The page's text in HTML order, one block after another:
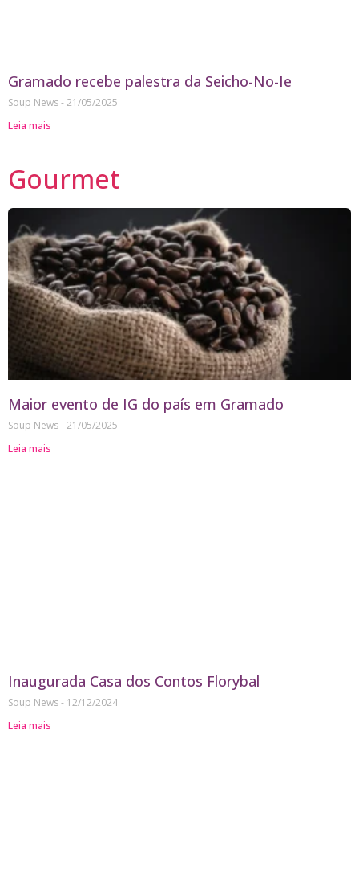
Gramado recebe palestra da Seicho-No-Ie
Soup News 21/05/2025
Leia mais
Gourmet
Maior evento de IG do país em Gramado
Soup News 21/05/2025
Leia mais
Inaugurada Casa dos Contos Florybal
Soup News
12/12/2024
Leia mais